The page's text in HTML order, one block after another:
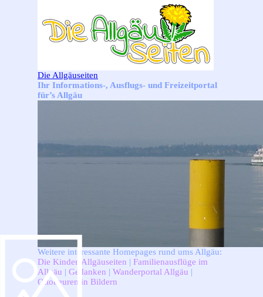
Die Allgäuseiten
Ihr Informations-, Ausflugs- und Freizeitportal
für’s Allgäu
Weitere interessante Homepages rund ums Allgäu:
Die Kinder-Allgäuseiten | Familienausflüge im
Allgäu | Gedanken | Wanderportal Allgäu |
Ottobeuren in Bildern